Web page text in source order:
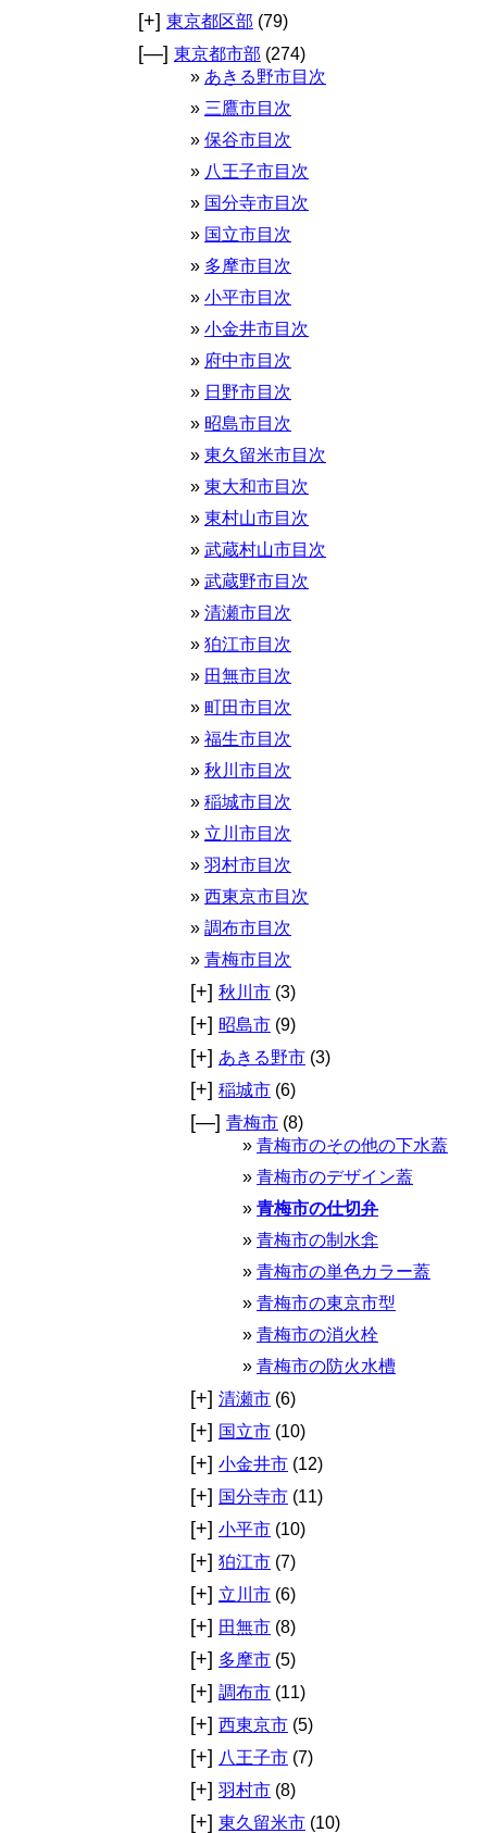
[+] 東京都区部 (79)
[—] 東京都市部 (274)
あきる野市目次
三鷹市目次
保谷市目次
八王子市目次
国分寺市目次
国立市目次
多摩市目次
小平市目次
小金井市目次
府中市目次
日野市目次
昭島市目次
東久留米市目次
東大和市目次
東村山市目次
武蔵村山市目次
武蔵野市目次
清瀬市目次
狛江市目次
田無市目次
町田市目次
福生市目次
秋川市目次
稲城市目次
立川市目次
羽村市目次
西東京市目次
調布市目次
青梅市目次
[+] 秋川市 (3)
[+] 昭島市 (9)
[+] あきる野市 (3)
[+] 稲城市 (6)
[—] 青梅市 (8)
青梅市のその他の下水蓋
青梅市のデザイン蓋
青梅市の仕切弁
青梅市の制水弇
青梅市の単色カラー蓋
青梅市の東京市型
青梅市の消火栓
青梅市の防火水槽
[+] 清瀬市 (6)
[+] 国立市 (10)
[+] 小金井市 (12)
[+] 国分寺市 (11)
[+] 小平市 (10)
[+] 狛江市 (7)
[+] 立川市 (6)
[+] 田無市 (8)
[+] 多摩市 (5)
[+] 調布市 (11)
[+] 西東京市 (5)
[+] 八王子市 (7)
[+] 羽村市 (8)
[+] 東久留米市 (10)